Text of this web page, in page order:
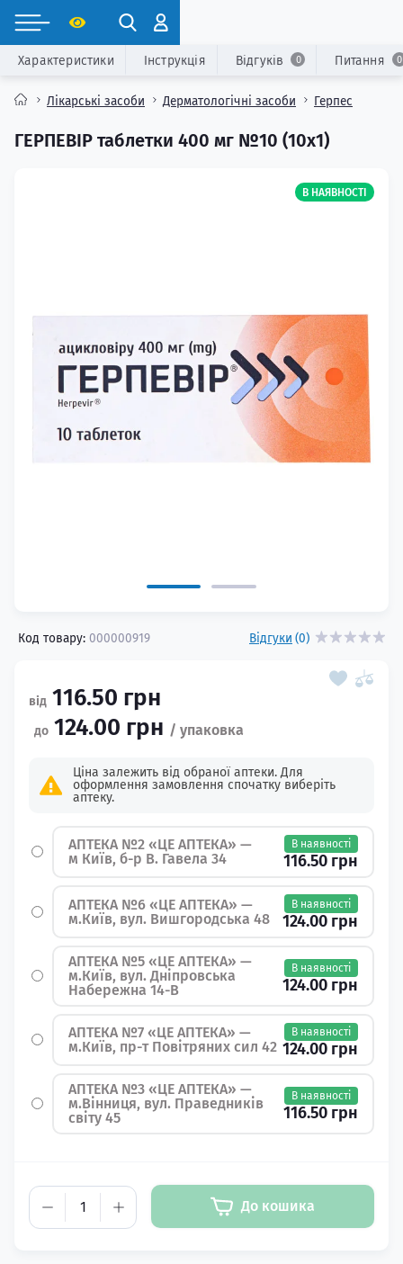
Лікарські засоби Дерматологічні засоби Герпес
ГЕРПЕВІР таблетки 400 мг №10 (10х1)
Характеристики Інструкція Відгуків 0 Питання 0
В НАЯВНОСТІ
Код товару: 000000919 Відгуки (0)
116.50 грн
124.00 грн
Ціна залежить від обраної аптеки. Для
оформлення замовлення спочатку виберіть
аптеку.
АПТЕКА №2 «ЦЕ АПТЕКА» —
м Київ, б-р В. Гавела 34
В наявності
116.50 грн
АПТЕКА №6 «ЦЕ АПТЕКА» —
м.Київ, вул. Вишгородська 48
В наявності
124.00 грн
АПТЕКА №5 «ЦЕ АПТЕКА» —
м.Київ, вул. Дніпровська
Набережна 14-В
В наявності
124.00 грн
АПТЕКА №7 «ЦЕ АПТЕКА» —
м.Київ, пр-т Повітряних сил 42
В наявності
124.00 грн
АПТЕКА №3 «ЦЕ АПТЕКА» —
м.Вінниця, вул. Праведників
світу 45
В наявності
116.50 грн
До кошика